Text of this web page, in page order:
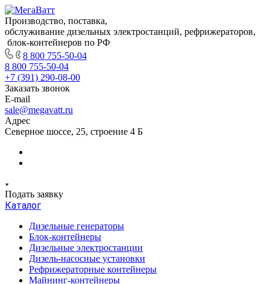
Производство, поставка,
обслуживание дизельных электростанций, рефрижераторов,
блок-контейнеров по РФ
8 800 755-50-04
8 800 755-50-04
+7 (391) 290-08-00
Заказать звонок
E-mail
sale@megavatt.ru
Адрес
Северное шоссе, 25, строение 4 Б
Подать заявку
Каталог
Дизельные генераторы
Блок-контейнеры
Дизельные электростанции
Дизель-насосные установки
Рефрижераторные контейнеры
Майнинг-контейнеры